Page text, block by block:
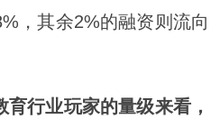
，其余2%的融资则流向
行业玩家的量级来看，